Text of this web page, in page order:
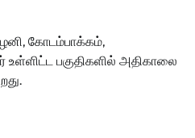
கோடம்பாக்கம்,
உள்ளிட்ட பகுதிகளில் அதிகாலை